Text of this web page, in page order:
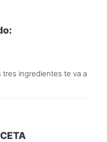
tres ingredientes te va a